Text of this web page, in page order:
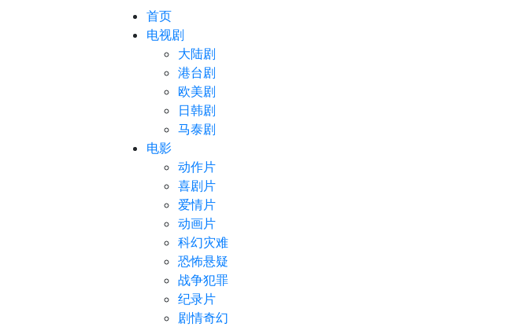
首页
电视剧
大陆剧
港台剧
欧美剧
日韩剧
马泰剧
电影
动作片
喜剧片
爱情片
动画片
科幻灾难
恐怖悬疑
战争犯罪
纪录片
剧情奇幻